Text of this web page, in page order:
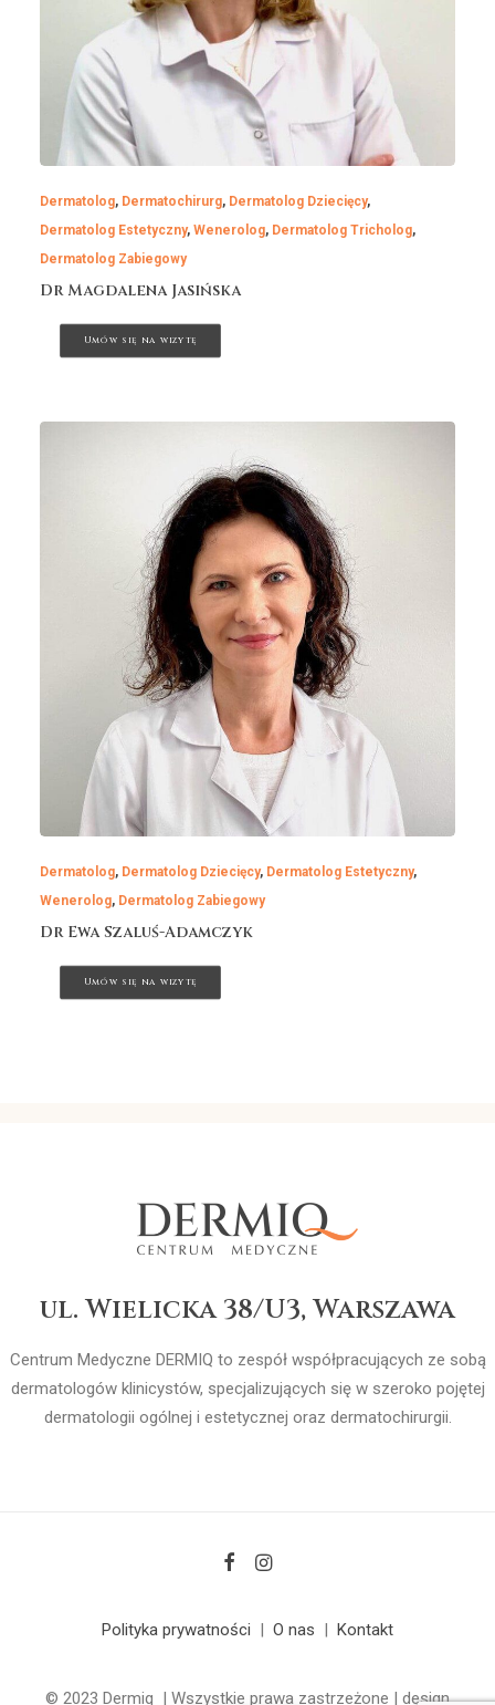
Dermatolog, Dermatochirurg, Dermatolog Dziecięcy,
Dermatolog Estetyczny, Wenerolog, Dermatolog Tricholog,
Dermatolog Zabiegowy
Dr Magdalena Jasińska
Umów się na wizytę
Dermatolog, Dermatolog Dziecięcy, Dermatolog Estetyczny,
Wenerolog, Dermatolog Zabiegowy
Dr Ewa Szaluś-Adamczyk
Umów się na wizytę
ul. Wielicka 38/U3, Warszawa
Centrum Medyczne DERMIQ to zespół współpracujących ze sobą
dermatologów klinicystów, specjalizujących się w szeroko pojętej
dermatologii ogólnej i estetycznej oraz dermatochirurgii.
Polityka prywatności | O nas | Kontakt
© 2023 Dermiq | Wszystkie prawa zastrzeżone | design